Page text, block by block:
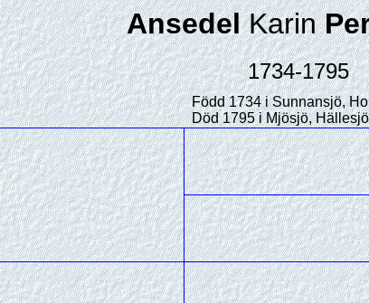
AnsedelKarin
1734-1795
Född 1734 i Sunnansjö,
Död 1795 i Mjösjö,